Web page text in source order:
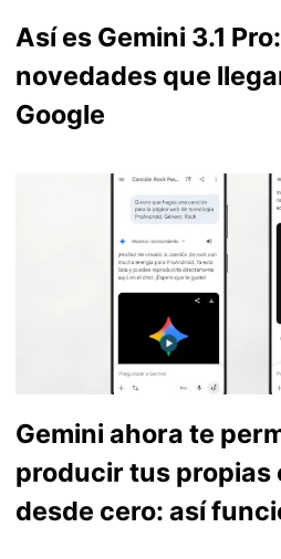
Así es Gemini 3.1
novedades que
Google
Gemini ahora te
producir tus propias
desde cero: así